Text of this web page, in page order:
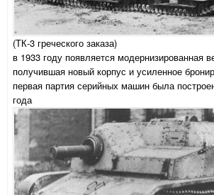
(ТК-3 греческого заказа)
в 1933 году появляется модернизированная
получившая новый корпус и усиленное
первая партия серийных машин была
года